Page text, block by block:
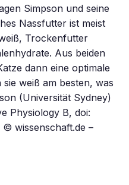
Simpson und seine
Nassfutter ist meist
Trockenfutter
Aus beiden
dann eine optimale
weiß am besten, was
(Universität Sydney)
Physiology B, doi:
wissenschaft.de –